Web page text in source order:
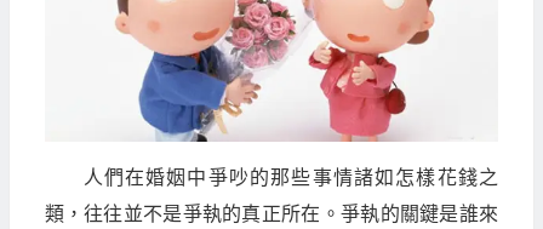
人們在婚姻中爭吵的那些事情諸如怎樣花錢之
類，往往並不是爭執的真正所在。爭執的關鍵是誰來